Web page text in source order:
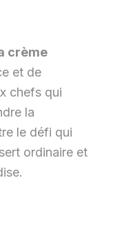
crème
et de
chefs qui
la
le défi qui
ordinaire et